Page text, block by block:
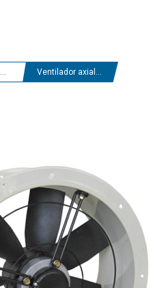
Ventilador axial ER-DR